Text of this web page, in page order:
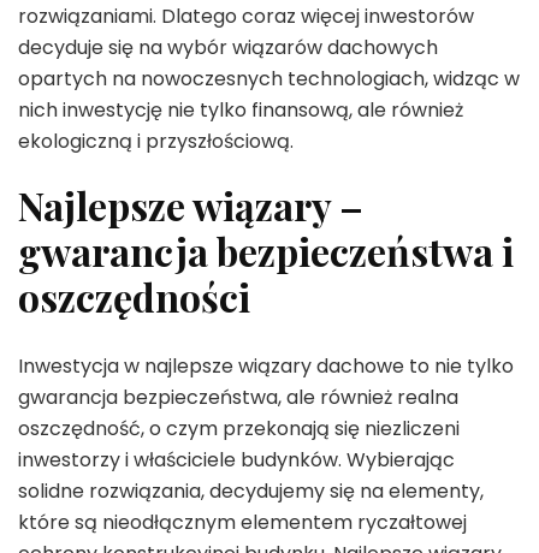
rozwiązaniami. Dlatego coraz więcej inwestorów
decyduje się na wybór wiązarów dachowych
opartych na nowoczesnych technologiach, widząc w
nich inwestycję nie tylko finansową, ale również
ekologiczną i przyszłościową.
Najlepsze wiązary –
gwarancja bezpieczeństwa i
oszczędności
Inwestycja w najlepsze wiązary dachowe to nie tylko
gwarancja bezpieczeństwa, ale również realna
oszczędność, o czym przekonają się niezliczeni
inwestorzy i właściciele budynków. Wybierając
solidne rozwiązania, decydujemy się na elementy,
które są nieodłącznym elementem ryczałtowej